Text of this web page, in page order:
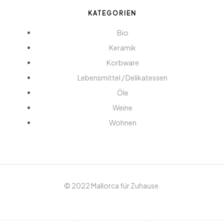
KATEGORIEN
Bio
Keramik
Korbware
Lebensmittel / Delikatessen
Öle
Weine
Wohnen
© 2022 Mallorca für Zuhause.